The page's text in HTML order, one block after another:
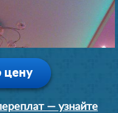
цену
— узнайте